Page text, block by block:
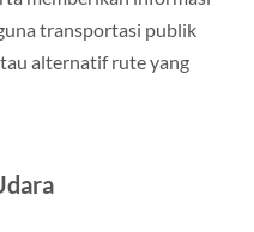
transportasi publik
alternatif rute yang